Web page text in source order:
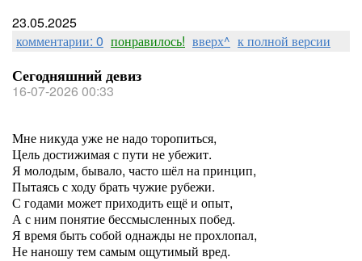
23.05.2025
комментарии: 0 понравилось! вверх^ к полной версии
Сегодняшний девиз
16-07-2026 00:33
Мне никуда уже не надо торопиться,
Цель достижимая с пути не убежит.
Я молодым, бывало, часто шёл на принцип,
Пытаясь с ходу брать чужие рубежи.
С годами может приходить ещё и опыт,
А с ним понятие бессмысленных побед.
Я время быть собой однажды не прохлопал,
Не наношу тем самым ощутимый вред.